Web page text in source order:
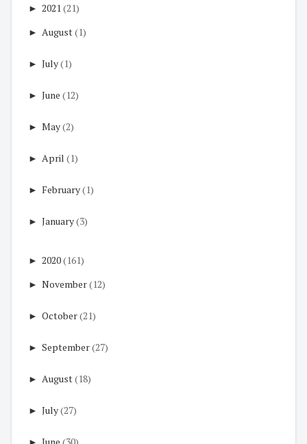
► 2021 (21)
► August(1)
► July(1)
► June (12)
► May(2)
► April (1)
► February(1)
► January(3)
► 2020(161)
► November(12)
► October(21)
► September(27)
► August(18)
► July(27)